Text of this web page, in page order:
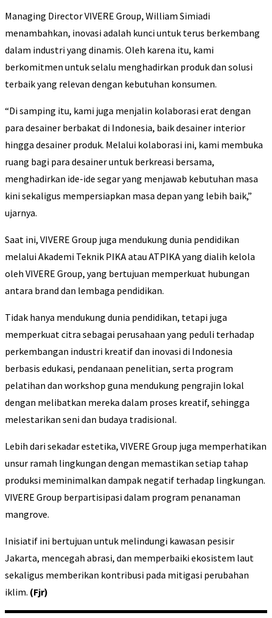
Managing Director VIVERE Group, William Simiadi
menambahkan, inovasi adalah kunci untuk terus berkembang
dalam industri yang dinamis. Oleh karena itu, kami
berkomitmen untuk selalu menghadirkan produk dan solusi
terbaik yang relevan dengan kebutuhan konsumen.
“Di samping itu, kami juga menjalin kolaborasi erat dengan
para desainer berbakat di Indonesia, baik desainer interior
hingga desainer produk. Melalui kolaborasi ini, kami membuka
ruang bagi para desainer untuk berkreasi bersama,
menghadirkan ide-ide segar yang menjawab kebutuhan masa
kini sekaligus mempersiapkan masa depan yang lebih baik,”
ujarnya.
Saat ini, VIVERE Group juga mendukung dunia pendidikan
melalui Akademi Teknik PIKA atau ATPIKA yang dialih kelola
oleh VIVERE Group, yang bertujuan memperkuat hubungan
antara brand dan lembaga pendidikan.
Tidak hanya mendukung dunia pendidikan, tetapi juga
memperkuat citra sebagai perusahaan yang peduli terhadap
perkembangan industri kreatif dan inovasi di Indonesia
berbasis edukasi, pendanaan penelitian, serta program
pelatihan dan workshop guna mendukung pengrajin lokal
dengan melibatkan mereka dalam proses kreatif, sehingga
melestarikan seni dan budaya tradisional.
Lebih dari sekadar estetika, VIVERE Group juga memperhatikan
unsur ramah lingkungan dengan memastikan setiap tahap
produksi meminimalkan dampak negatif terhadap lingkungan.
VIVERE Group berpartisipasi dalam program penanaman
mangrove.
Inisiatif ini bertujuan untuk melindungi kawasan pesisir
Jakarta, mencegah abrasi, dan memperbaiki ekosistem laut
sekaligus memberikan kontribusi pada mitigasi perubahan
iklim. (Fjr)